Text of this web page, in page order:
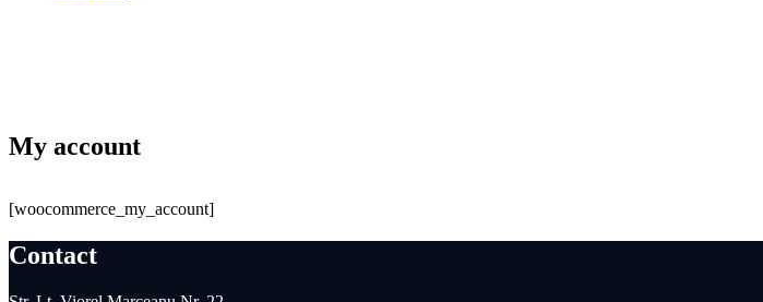
My account
[woocommerce_my_account]
Contact